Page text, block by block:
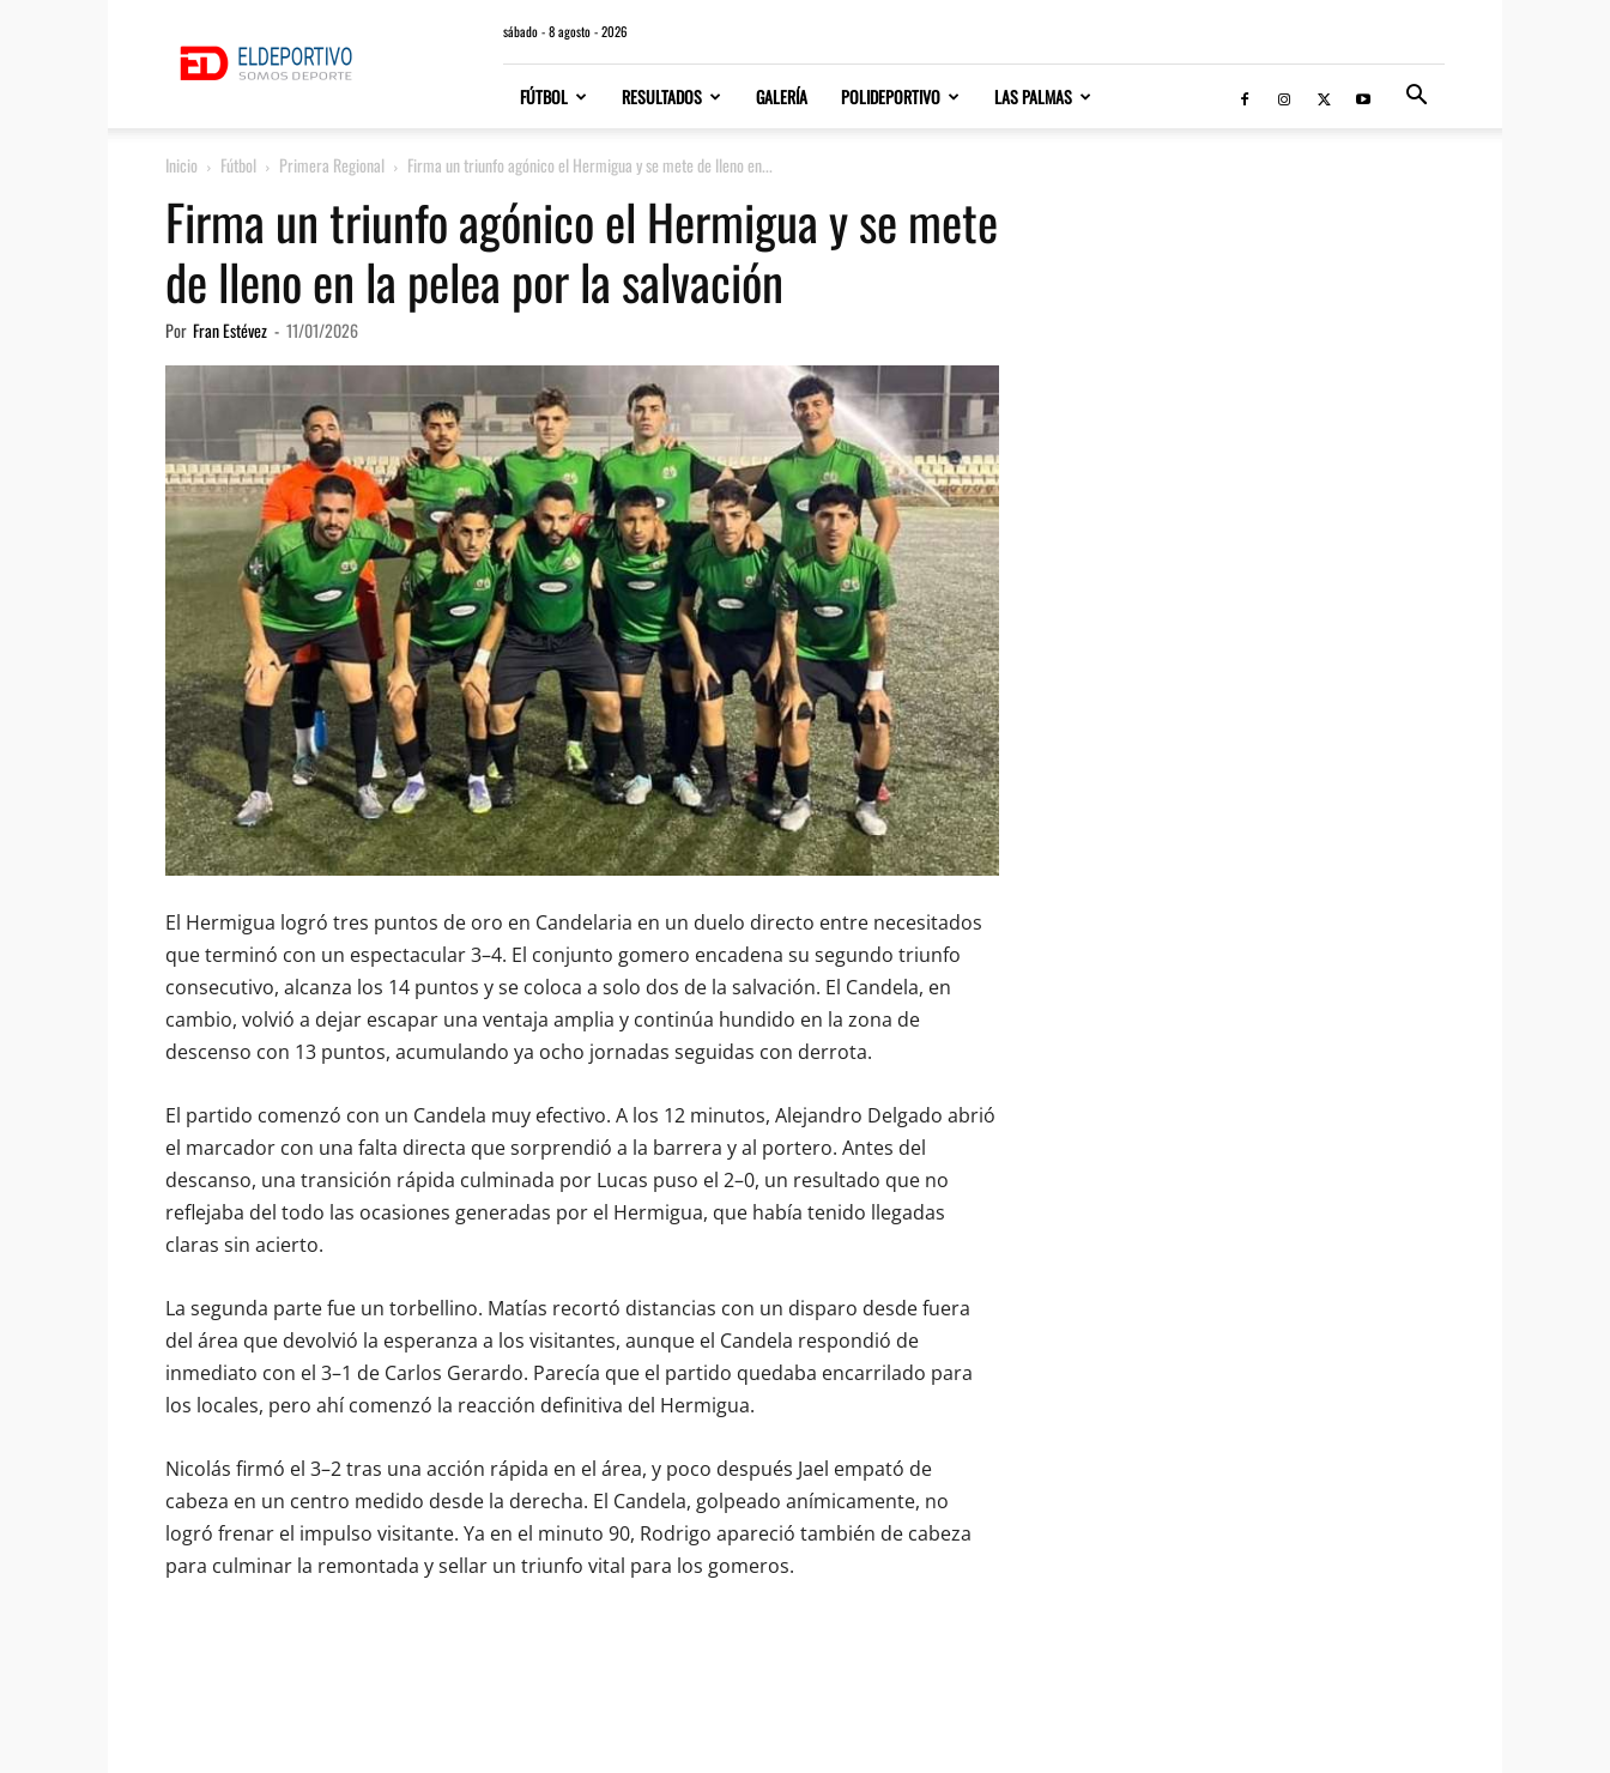
sábado - 8 agosto - 2026
FÚTBOL RESULTADOS GALERÍA POLIDEPORTIVO LAS PALMAS
Inicio Fútbol Primera Regional Firma un triunfo agónico el Hermigua y se mete de lleno en...
Firma un triunfo agónico el Hermigua y se mete
de lleno en la pelea por la salvación
Por Fran Estévez - 11/01/2026
El Hermigua logró tres puntos de oro en Candelaria en un duelo directo entre necesitados
que terminó con un espectacular 3–4. El conjunto gomero encadena su segundo triunfo
consecutivo, alcanza los 14 puntos y se coloca a solo dos de la salvación. El Candela, en
cambio, volvió a dejar escapar una ventaja amplia y continúa hundido en la zona de
descenso con 13 puntos, acumulando ya ocho jornadas seguidas con derrota.
El partido comenzó con un Candela muy efectivo. A los 12 minutos, Alejandro Delgado abrió
el marcador con una falta directa que sorprendió a la barrera y al portero. Antes del
descanso, una transición rápida culminada por Lucas puso el 2–0, un resultado que no
reflejaba del todo las ocasiones generadas por el Hermigua, que había tenido llegadas
claras sin acierto.
La segunda parte fue un torbellino. Matías recortó distancias con un disparo desde fuera
del área que devolvió la esperanza a los visitantes, aunque el Candela respondió de
inmediato con el 3–1 de Carlos Gerardo. Parecía que el partido quedaba encarrilado para
los locales, pero ahí comenzó la reacción definitiva del Hermigua.
Nicolás firmó el 3–2 tras una acción rápida en el área, y poco después Jael empató de
cabeza en un centro medido desde la derecha. El Candela, golpeado anímicamente, no
logró frenar el impulso visitante. Ya en el minuto 90, Rodrigo apareció también de cabeza
para culminar la remontada y sellar un triunfo vital para los gomeros.